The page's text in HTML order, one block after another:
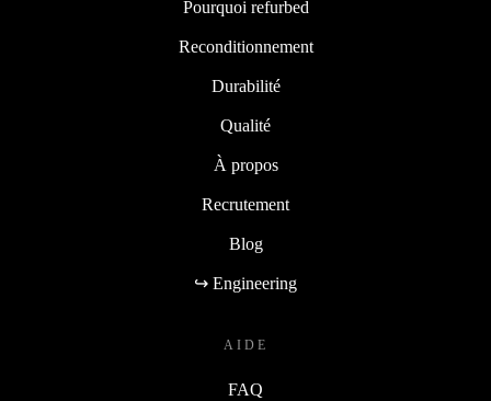
Pourquoi refurbed
Reconditionnement
Durabilité
Qualité
À propos
Recrutement
Blog
↪ Engineering
AIDE
FAQ